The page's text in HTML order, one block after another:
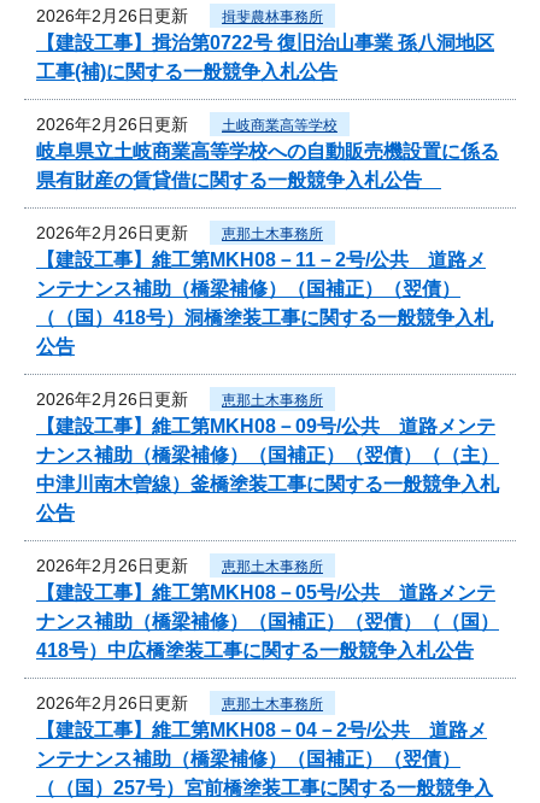
2026年2月26日更新 揖斐農林事務所
【建設工事】揖治第0722号 復旧治山事業 孫八洞地区
工事(補)に関する一般競争入札公告
2026年2月26日更新 土岐商業高等学校
岐阜県立土岐商業高等学校への自動販売機設置に係る
県有財産の賃貸借に関する一般競争入札公告
2026年2月26日更新 恵那土木事務所
【建設工事】維工第MKH08－11－2号/公共 道路メ
ンテナンス補助（橋梁補修）（国補正）（翌債）
（（国）418号）洞橋塗装工事に関する一般競争入札
公告
2026年2月26日更新 恵那土木事務所
【建設工事】維工第MKH08－09号/公共 道路メンテ
ナンス補助（橋梁補修）（国補正）（翌債）（（主）
中津川南木曽線）釜橋塗装工事に関する一般競争入札
公告
2026年2月26日更新 恵那土木事務所
【建設工事】維工第MKH08－05号/公共 道路メンテ
ナンス補助（橋梁補修）（国補正）（翌債）（（国）
418号）中広橋塗装工事に関する一般競争入札公告
2026年2月26日更新 恵那土木事務所
【建設工事】維工第MKH08－04－2号/公共 道路メ
ンテナンス補助（橋梁補修）（国補正）（翌債）
（（国）257号）宮前橋塗装工事に関する一般競争入